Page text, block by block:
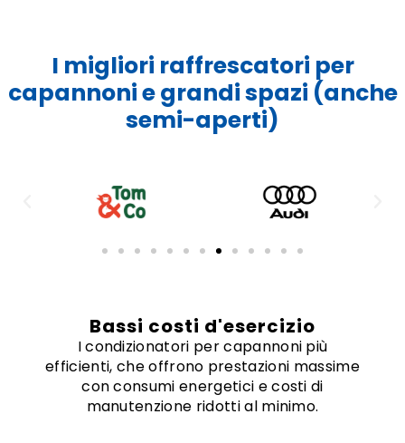
I migliori raffrescatori per
capannoni e grandi spazi (anche
semi-aperti)
Bassi costi d'esercizio
I condizionatori per capannoni più
efficienti, che offrono prestazioni massime
con consumi energetici e costi di
manutenzione ridotti al minimo.